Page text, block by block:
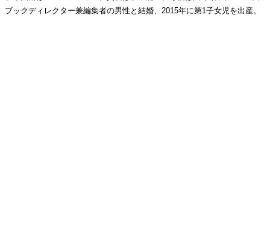
ブックディレクター兼編集者の男性と結婚、2015年に第1子女児を出産。